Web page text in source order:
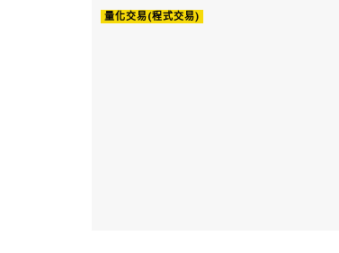
量化交易(程式交易)